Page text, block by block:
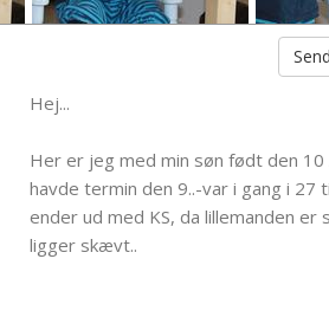
Hej...
Her er jeg med min søn født den 10
havde termin den 9..-var i gang i 27
ender ud med KS, da lillemanden
ligger skævt..